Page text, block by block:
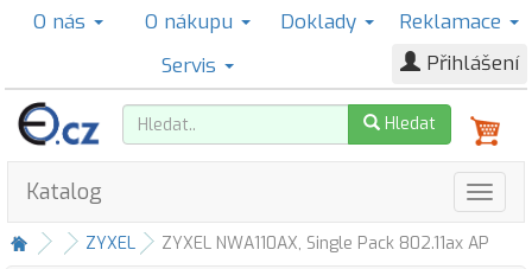
O nás O nákupu Doklady
Reklamace
Servis
Přihlášení
Hledat
Katalog
ZYXEL ZYXEL NWA110AX, Single Pack 802.11ax AP